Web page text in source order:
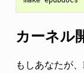
カーネル
もしあなたが